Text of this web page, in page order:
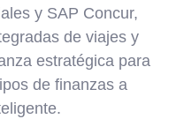
y SAP Concur,
de viajes y
estratégica para
de finanzas a